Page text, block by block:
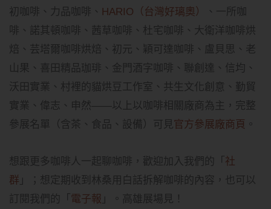
初咖啡、力品咖啡、 HARIO（台灣好璃奧）
、一所咖
啡、諾其頓咖啡、茜草咖啡、杜宅咖啡、大衛洋咖啡烘
焙、芸塔爾咖啡烘焙、初元、穎可達咖啡、盧貝思、老
山果、喜田精品珈琲、金門酒字咖啡、聯創達、信均、
沃田實業、村裡的貓烘豆工作室、共生文化創意、勤貿
實業、偉志、申然——以上以咖啡相關廠商為主，完整
參展名單（含茶、食品、設備）可見官方參展廠商頁
想跟更多咖啡人一起聊咖啡，歡迎加入我們的「 社
群 」；想定期收到林桑用白話拆解咖啡的內容，也可以
訂閱我們的「 電子報 」。高雄展場見！